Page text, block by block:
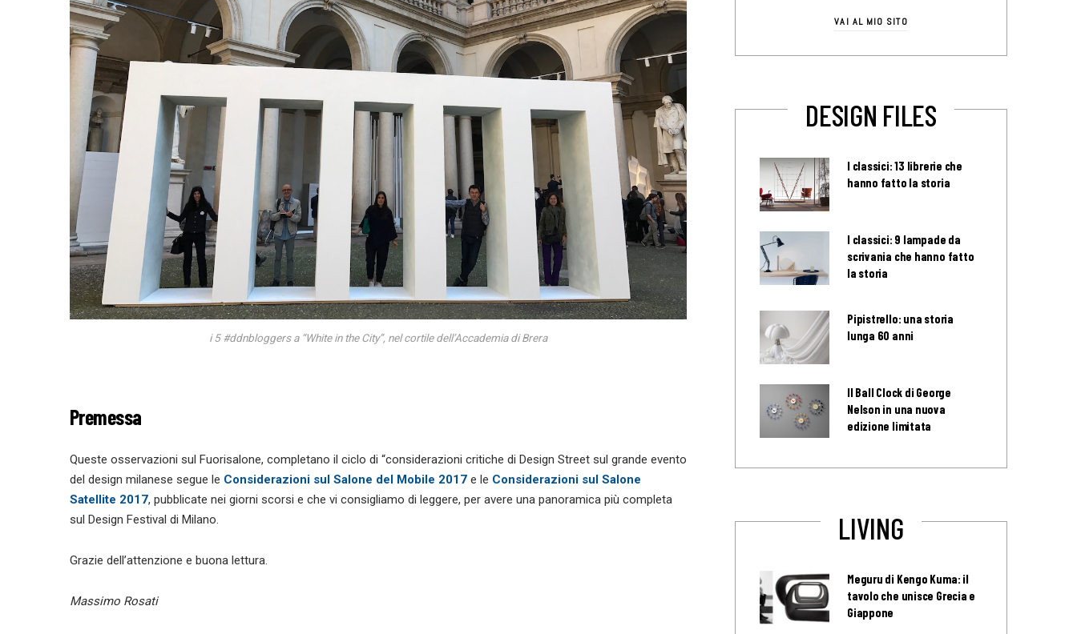
i 5 #ddnbloggers a “White in the City”, nel cortile dell’Accademia di Brera
Premessa
Queste osservazioni sul Fuorisalone, completano il ciclo di “considerazioni critiche di Design Street sul grande evento
del design milanese segue le Considerazioni sul Salone del Mobile 2017 e le Considerazioni sul Salone
Satellite 2017, pubblicate nei giorni scorsi e che vi consigliamo di leggere, per avere una panoramica più completa
sul Design Festival di Milano.
Grazie dell’attenzione e buona lettura.
Massimo Rosati
VAI AL MIO SITO
DESIGN FILES
I classici: 13 librerie che
hanno fatto la storia
I classici: 9 lampade da
scrivania che hanno fatto
la storia
Pipistrello: una storia
lunga 60 anni
Il Ball Clock di George
Nelson in una nuova
edizione limitata
LIVING
Meguru di Kengo Kuma: il
tavolo che unisce Grecia e
Giappone